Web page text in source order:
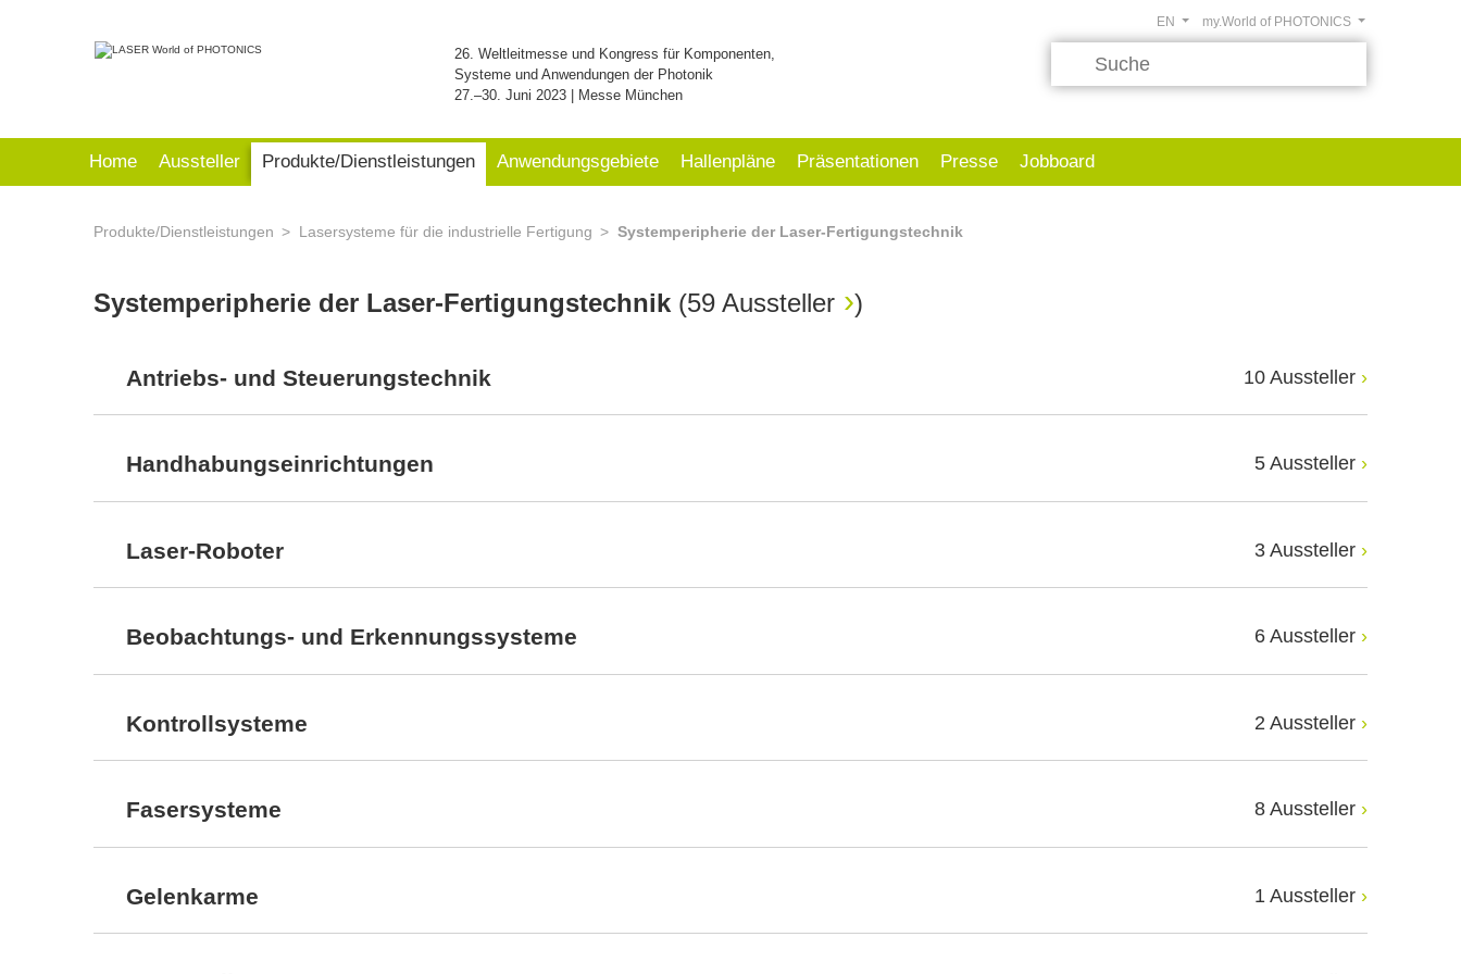
26. Weltleitmesse und Kongress für Komponenten,
Systeme und Anwendungen der Photonik
27.–30. Juni 2023 | Messe München
my.World of PHOTONICS
EN
Home Aussteller Produkte/Dienstleistungen Anwendungsgebiete Hallenpläne Präsentationen Presse Jobboard
Produkte/Dienstleistungen Lasersysteme für die industrielle Fertigung Systemperipherie der Laser-Fertigungstechnik
Systemperipherie der Laser-Fertigungstechnik (59 Aussteller )
Antriebs- und Steuerungstechnik 10 Aussteller
Handhabungseinrichtungen 5 Aussteller
Laser-Roboter 3 Aussteller
Beobachtungs- und Erkennungssysteme 6 Aussteller
Kontrollsysteme 2 Aussteller
Fasersysteme 8 Aussteller
Gelenkarme 1 Aussteller